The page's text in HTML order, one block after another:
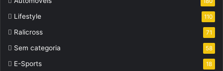
Lifestyle 110
Ralicross 71
Sem categoria 58
E-Sports 18